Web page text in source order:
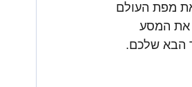
מפת העולם
את המסע
הבא שלכם.